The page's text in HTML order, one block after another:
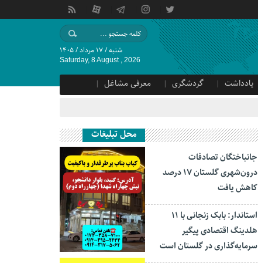
شنبه / ۱۷ مرداد / ۱۴۰۵
Saturday, 8 August , 2026
یادداشت گردشگری
معرفی مشاغل
جانباختگان تصادفات
درون‌شهری گلستان ۱۷ درصد
کاهش یافت
استاندار: بابک زنجانی با ۱۱
هلدینگ اقتصادی پیگیر
سرمایه‌گذاری در گلستان است
محل تبلیغات